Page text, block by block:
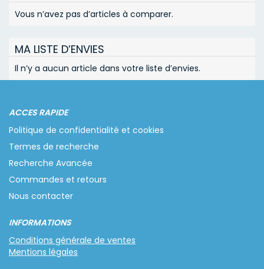
Vous n’avez pas d’articles à comparer.
MA LISTE D’ENVIES
Il n’y a aucun article dans votre liste d’envies.
ACCES RAPIDE
Politique de confidentialité et cookies
Termes de recherche
Recherche Avancée
Commandes et retours
Nous contacter
INFORMATIONS
Conditions générale de ventes
Mentions légales